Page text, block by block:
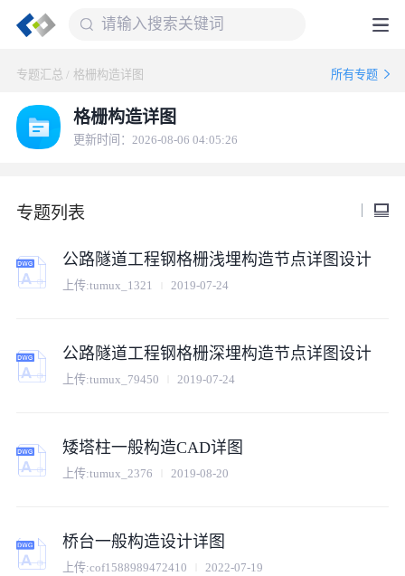
专题汇总 / 格栅构造详图 所有专题
格栅构造详图
更新时间：2026-08-06 04:05:26
专题列表
公路隧道工程钢格栅浅埋构造节点详图设计
上传:tumux_1321 2019-07-24
公路隧道工程钢格栅深埋构造节点详图设计
上传:tumux_79450 2019-07-24
矮塔柱一般构造CAD详图
上传:tumux_2376 2019-08-20
桥台一般构造设计详图
上传:cof1588989472410 2022-07-19